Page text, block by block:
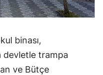
binası,
devletle trampa
ve Bütçe